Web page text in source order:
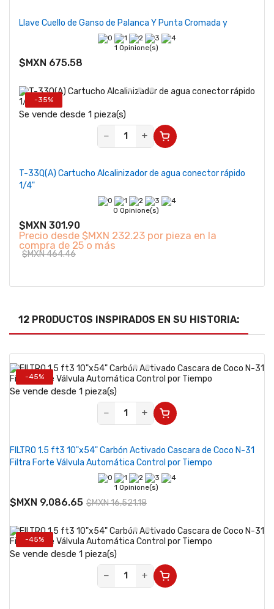
Llave Cuello de Ganso de Palanca Y Punta Cromada y
1 Opinione(s)
$MXN 675.58
-35%
Se vende desde 1 pieza(s)
−
+
T-33Q(A) Cartucho Alcalinizador de agua conector rápido
1/4"
0 Opinione(s)
$MXN 301.90
Precio desde $MXN 232.23 por pieza en la
compra de 25 o más
$MXN 464.46
12 PRODUCTOS INSPIRADOS EN SU HISTORIA:
-45%
Se vende desde 1 pieza(s)
−
+
FILTRO 1.5 ft3 10"x54" Carbón Activado Cascara de Coco N-31
Filtra Forte Válvula Automática Control por Tiempo
1 Opinione(s)
$MXN 9,086.65 $MXN 16,521.18
-45%
Se vende desde 1 pieza(s)
−
+